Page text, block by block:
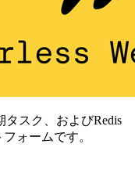
タスク、およびRedis
ォームです。